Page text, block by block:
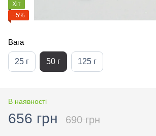
Хіт
−5%
Вага
25 г 50 г 125 г
В наявності
656 грн 690 грн